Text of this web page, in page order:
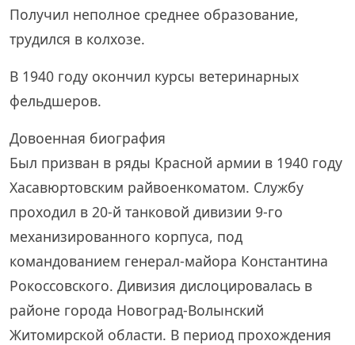
Получил неполное среднее образование,
трудился в колхозе.
В 1940 году окончил курсы ветеринарных
фельдшеров.
Довоенная биография
Был призван в ряды Красной армии в 1940 году
Хасавюртовским райвоенкоматом. Службу
проходил в 20-й танковой дивизии 9-го
механизированного корпуса, под
командованием генерал-майора Константина
Рокоссовского. Дивизия дислоцировалась в
районе города Новоград-Волынский
Житомирской области. В период прохождения